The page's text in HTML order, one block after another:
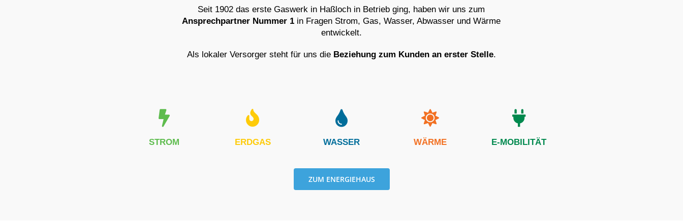
Seit 1902 das erste Gaswerk in Haßloch in Betrieb ging, haben wir uns zum
Ansprechpartner Nummer 1 in Fragen Strom, Gas, Wasser, Abwasser und Wärme
entwickelt.
Als lokaler Versorger steht für uns die Beziehung zum Kunden an erster Stelle.
STROM ERDGAS WASSER WÄRME E-MOBILITÄT
ZUM ENERGIEHAUS